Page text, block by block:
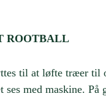
ROOTBALL
til at løfte træer
ses med maskine.